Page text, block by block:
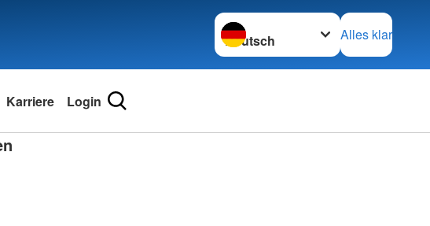
Sprache wechseln zu
Alles klar
Karriere Login